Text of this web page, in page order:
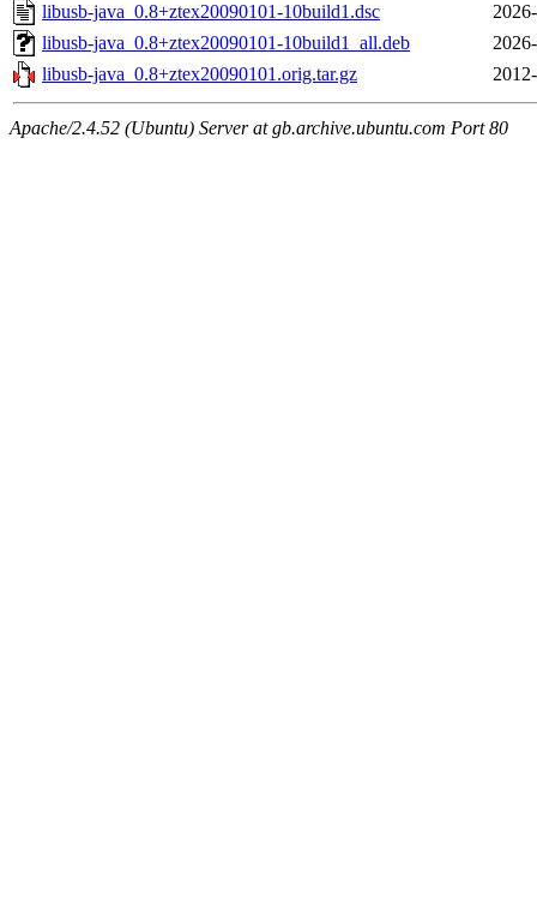
libusb-java_0.8+ztex20090101-10build1.dsc
libusb-java_0.8+ztex20090101-10build1_all.deb
libusb-java_0.8+ztex20090101.orig.tar.gz
Apache/2.4.52 (Ubuntu) Server at gb.archive.ubuntu.com Port 80